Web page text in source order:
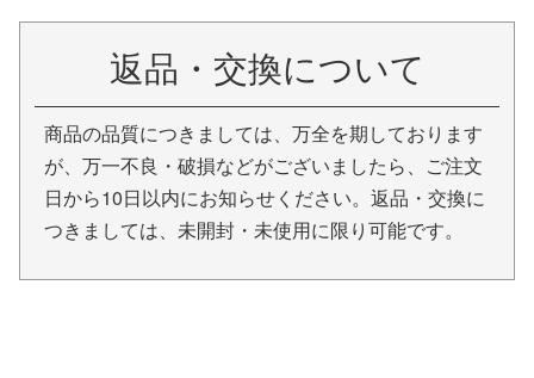
返品・交換について
商品の品質につきましては、万全を期しております
が、万一不良・破損などがございましたら、ご注文
日から10日以内にお知らせください。返品・交換に
つきましては、未開封・未使用に限り可能です。